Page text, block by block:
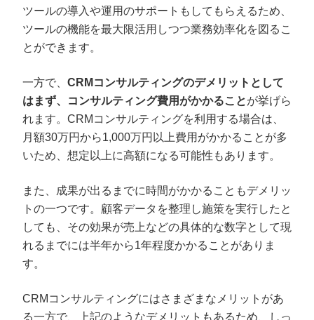
ツールの導入や運用のサポートもしてもらえるため、
ツールの機能を最大限活用しつつ業務効率化を図るこ
とができます。
一方で、 CRMコンサルティングのデメリットとして
はまず、コンサルティング費用がかかることが挙げら
れます。CRMコンサルティングを利用する場合は、
月額30万円から1,000万円以上費用がかかることが多
いため、想定以上に高額になる可能性もあります。
また、成果が出るまでに時間がかかることもデメリッ
トの一つです。顧客データを整理し施策を実行したと
しても、その効果が売上などの具体的な数字として現
れるまでには半年から1年程度かかることがありま
す。
CRMコンサルティングにはさまざまなメリットがあ
る一方で、上記のようなデメリットもあるため、しっ